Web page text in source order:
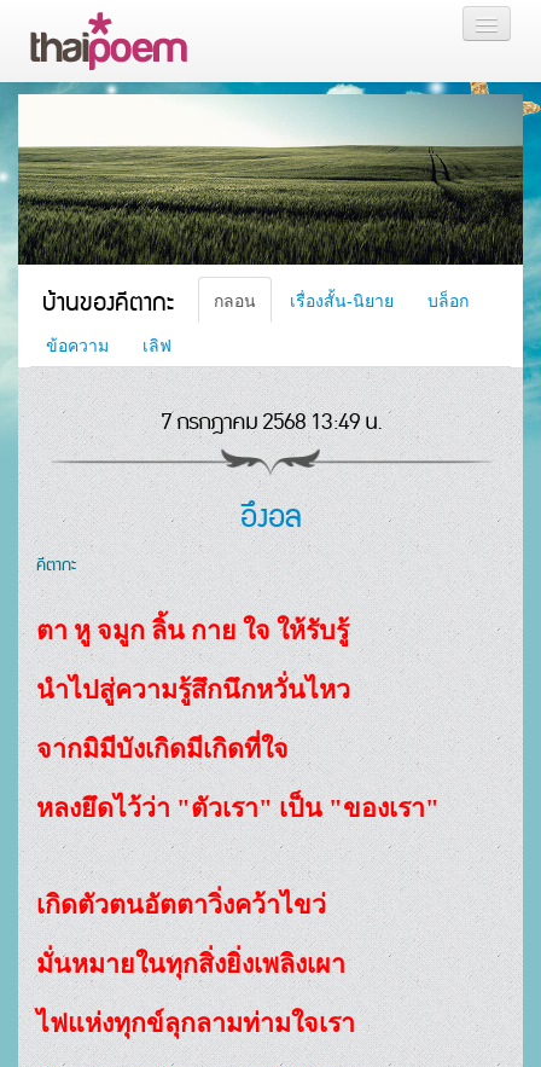
กลอน
เรื่องสั้น นิยาย
บล็อก
สมาชิก
หน้าส่วนตัว
บ้านของคีตากะ กลอน เรื่องสั้น-นิยาย
บล็อก
ข้อความ
เลิฟ
7 กรกฎาคม 2568 13:49 น.
อึงอล
คีตากะ
ตา หู จมูก ลิ้น กาย ใจ ให้รับรู้
นำไปสู่ความรู้สึกนึกหวั่นไหว
จากมิมีบังเกิดมีเกิดที่ใจ
หลงยึดไว้ว่า "ตัวเรา" เป็น "ของเรา"
เกิดตัวตนอัตตาวิ่งคว้าไขว่
มั่นหมายในทุกสิ่งยิ่งเพลิงเผา
ไฟแห่งทุกข์ลุกลามท่ามใจเรา